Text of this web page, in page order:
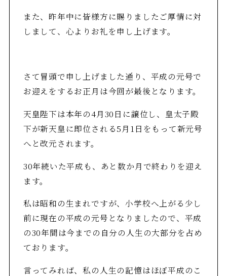
また、昨年中に皆様方に賜りましたご厚情に対
しまして、心よりお礼を申し上げます。
さて冒頭で申し上げました通り、平成の元号で
お迎えをするお正月は今回が最後となります。
天皇陛下は本年の4月30日に譲位し、皇太子殿
下が新天皇に即位される5月1日をもって新元号
へと改元されます。
30年続いた平成も、あと数か月で終わりを迎え
ます。
私は昭和の生まれですが、小学校へ上がる少し
前に現在の平成の元号となりましたので、平成
の30年間は今までの自分の人生の大部分を占め
ております。
言ってみれば、私の人生の記憶はほぼ平成のこ